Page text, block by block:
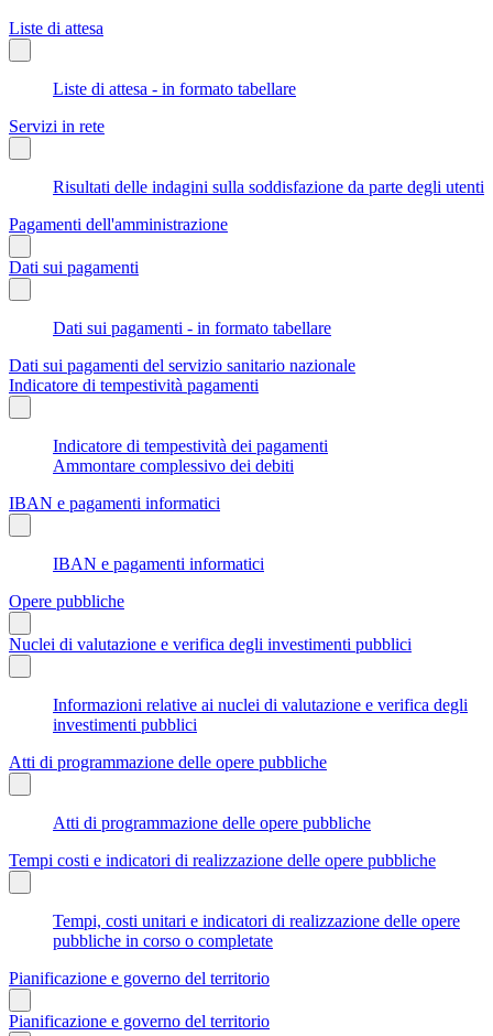
Liste di attesa
Liste di attesa - in formato tabellare
Servizi in rete
Risultati delle indagini sulla soddisfazione da parte degli utenti
Pagamenti dell'amministrazione
Dati sui pagamenti
Dati sui pagamenti - in formato tabellare
Dati sui pagamenti del servizio sanitario nazionale
Indicatore di tempestività pagamenti
Indicatore di tempestività dei pagamenti
Ammontare complessivo dei debiti
IBAN e pagamenti informatici
IBAN e pagamenti informatici
Opere pubbliche
Nuclei di valutazione e verifica degli investimenti pubblici
Informazioni relative ai nuclei di valutazione e verifica degli
investimenti pubblici
Atti di programmazione delle opere pubbliche
Atti di programmazione delle opere pubbliche
Tempi costi e indicatori di realizzazione delle opere pubbliche
Tempi, costi unitari e indicatori di realizzazione delle opere
pubbliche in corso o completate
Pianificazione e governo del territorio
Pianificazione e governo del territorio